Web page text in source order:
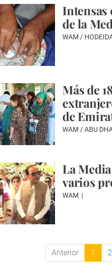
Intensas
de la
WAM /
Más de
de
WAM / ABU
La
varios
WAM
Anterior 1 2